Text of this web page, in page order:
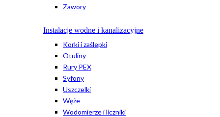
Zawory
Instalacje wodne i kanalizacyjne
Korki i zaślepki
Otuliny
Rury PEX
Syfony
Uszczelki
Węże
Wodomierze i liczniki